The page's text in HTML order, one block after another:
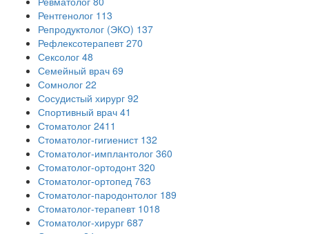
Рентгенолог 113
Репродуктолог (ЭКО) 137
Рефлексотерапевт 270
Сексолог 48
Семейный врач 69
Сомнолог 22
Сосудистый хирург 92
Спортивный врач 41
Стоматолог 2411
Стоматолог-гигиенист 132
Стоматолог-имплантолог 360
Стоматолог-ортодонт 320
Стоматолог-ортопед 763
Стоматолог-пародонтолог 189
Стоматолог-терапевт 1018
Стоматолог-хирург 687